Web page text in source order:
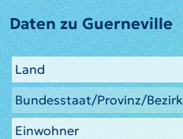
Daten zu Guerneville
Land
Bundesstaat/Provinz/Bezirk
Einwohner